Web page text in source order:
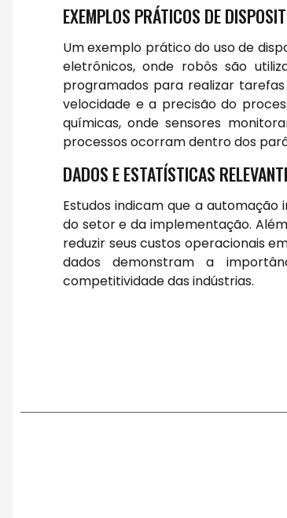
EXEMPLOS PRÁTICOS DE
Um exemplo prático do uso de
eletrônicos, onde robôs são
programados para realizar
velocidade e a precisão do
químicas, onde sensores
processos ocorram dentro dos
DADOS E ESTATÍSTICAS
Estudos indicam que a
do setor e da implementação.
reduzir seus custos operacionais
dados demonstram a
competitividade das indústrias.